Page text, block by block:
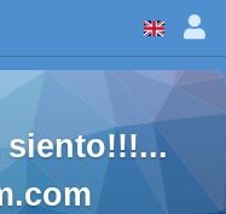
siento!!!...